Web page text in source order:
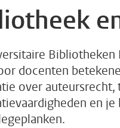
Bibliotheken
docenten
over
en